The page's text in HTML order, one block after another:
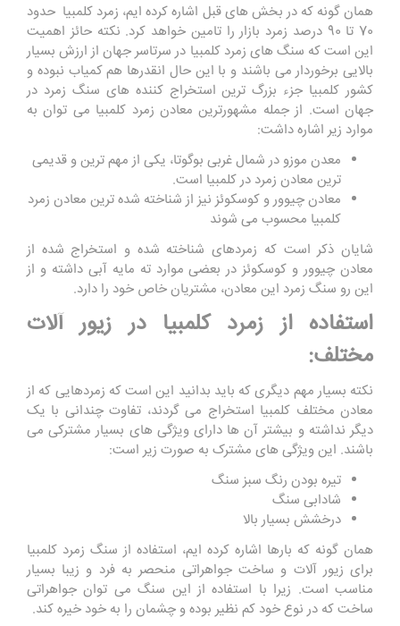
همان گونه که در بخش های قبل اشاره کرده ایم، زمرد کلمبیا حدود
70 تا 90 درصد زمرد بازار را تامین خواهد کرد. نکته حائز اهمیت
این است که سنگ های زمرد کلمبیا در سرتاسر جهان از ارزش بسیار
بالایی برخوردار می باشند و با این حال انقدرها هم کمیاب نبوده و
کشور کلمبیا جزء بزرگ ترین استخراج کننده های سنگ زمرد در
جهان است. از جمله مشهورترین معادن زمرد کلمبیا می توان به
موارد زیر اشاره داشت:
معدن موزو در شمال غربی بوگوتا، یکی از مهم ‌ترین و قدیمی
‌ترین معادن زمرد در کلمبیا است.
معادن چیوور و کوسکوئز نیز از شناخته ‌شده ‌ترین معادن زمرد
کلمبیا محسوب می شوند
شایان ذکر است که زمردهای شناخته شده و استخراج شده از
معادن چیوور و کوسکوئز در بعضی موارد ته‌ مایه آبی داشته و از
این رو سنگ زمرد این معادن، مشتریان خاص خود را دارد.
استفاده از زمرد کلمبیا در زیور آلات
مختلف:
نکته بسیار مهم دیگری که باید بدانید این است که زمردهایی که از
معادن مختلف کلمبیا استخراج می گردند، تفاوت چندانی با یک
دیگر نداشته و بیشتر آن ‌ها دارای ویژگی های بسیار مشترکی می
باشند. این ویژگی های مشترک به صورت زیر است:
تیره بودن رنگ سبز سنگ
شادابی سنگ
درخشش بسیار بالا
همان گونه که بارها اشاره کرده ایم، استفاده از سنگ زمرد کلمبیا
برای زیور آلات و ساخت جواهراتی منحصر به فرد و زیبا بسیار
مناسب است. زیرا با استفاده از این سنگ می توان جواهراتی
ساخت که در نوع خود کم نظیر بوده و چشمان را به خود خیره کند.